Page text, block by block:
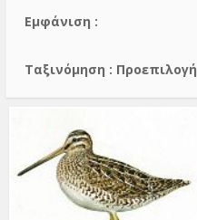
Εμφάνιση :
Тαξινόμηση : Προεπιλογή